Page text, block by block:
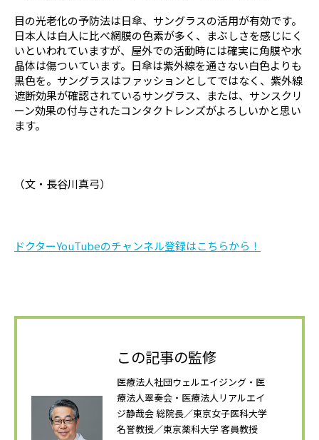
目の光老化の予防法は日傘、サングラスの活用が有効です。
日本人は白人に比べ網膜の色素が多く、まぶしさを感じにく
いといわれていますが、屋外での活動時には確実に角膜や水
晶体は傷ついています。日傘は紫外線を通さない白色よりも
黒色を。サングラスはファッションとしてではなく、紫外線
遮断効果が確認されているサングラス、または、サンスクリ
ーン効果の付与されたコンタクトレンズがよろしいかと思い
ます。
（文・長谷川真弓）
ドクターYouTubeのチャンネル登録はこちらから！
この記事の監修
医療法人社団ウェルエイジング・医
療法人翠奏会・医療法人リアルエイ
ジ静哉会 総院長／東京女子医科大学
名誉教授／東京薬科大学 客員教授